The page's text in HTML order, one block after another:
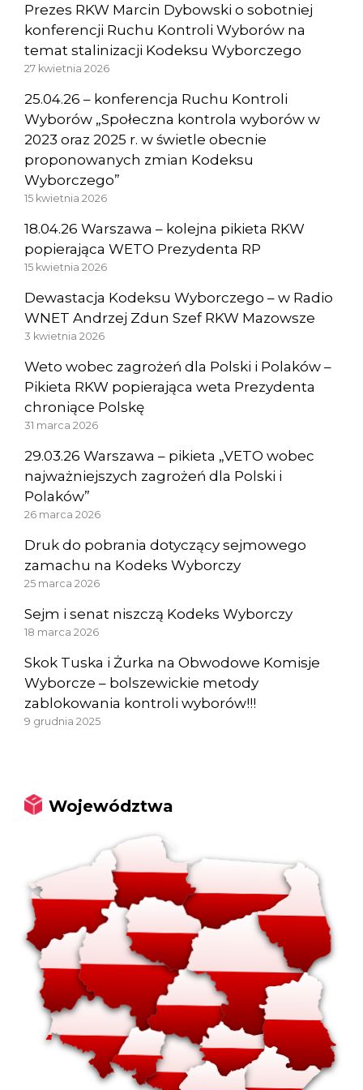
Prezes RKW Marcin Dybowski o sobotniej
konferencji Ruchu Kontroli Wyborów na
temat stalinizacji Kodeksu Wyborczego
27 kwietnia 2026
25.04.26 – konferencja Ruchu Kontroli
Wyborów „Społeczna kontrola wyborów w
2023 oraz 2025 r. w świetle obecnie
proponowanych zmian Kodeksu
Wyborczego”
15 kwietnia 2026
18.04.26 Warszawa – kolejna pikieta RKW
popierająca WETO Prezydenta RP
15 kwietnia 2026
Dewastacja Kodeksu Wyborczego – w Radio
WNET Andrzej Zdun Szef RKW Mazowsze
3 kwietnia 2026
Weto wobec zagrożeń dla Polski i Polaków –
Pikieta RKW popierająca weta Prezydenta
chroniące Polskę
31 marca 2026
29.03.26 Warszawa – pikieta „VETO wobec
najważniejszych zagrożeń dla Polski i
Polaków”
26 marca 2026
Druk do pobrania dotyczący sejmowego
zamachu na Kodeks Wyborczy
25 marca 2026
Sejm i senat niszczą Kodeks Wyborczy
18 marca 2026
Skok Tuska i Żurka na Obwodowe Komisje
Wyborcze – bolszewickie metody
zablokowania kontroli wyborów!!!
9 grudnia 2025
Województwa